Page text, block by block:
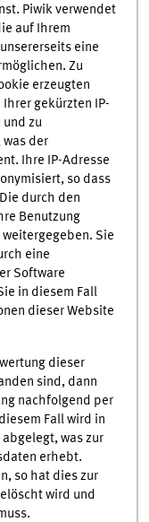
Piwik verwendet
auf Ihrem
eine
Zu
erzeugten
gekürzten IP-
und zu
was der
Ihre IP-Adresse
so dass
durch den
Benutzung
Sie
eine
Software
in diesem Fall
dieser Website
die­ser
sind, dann
nachfolgend per
Fall wird in
was zur
erhebt.
so hat dies zur
wird und